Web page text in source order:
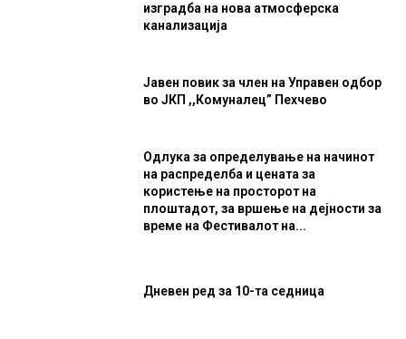
изградба на нова атмосферска
канализација
Јавен повик за член на Управен одбор
во ЈКП ,,Комуналец” Пехчево
Одлука за определување на начинот
на распределба и цената за
користење на просторот на
плоштадот, за вршење на дејности за
време на Фестивалот на...
Дневен ред за 10-та седница